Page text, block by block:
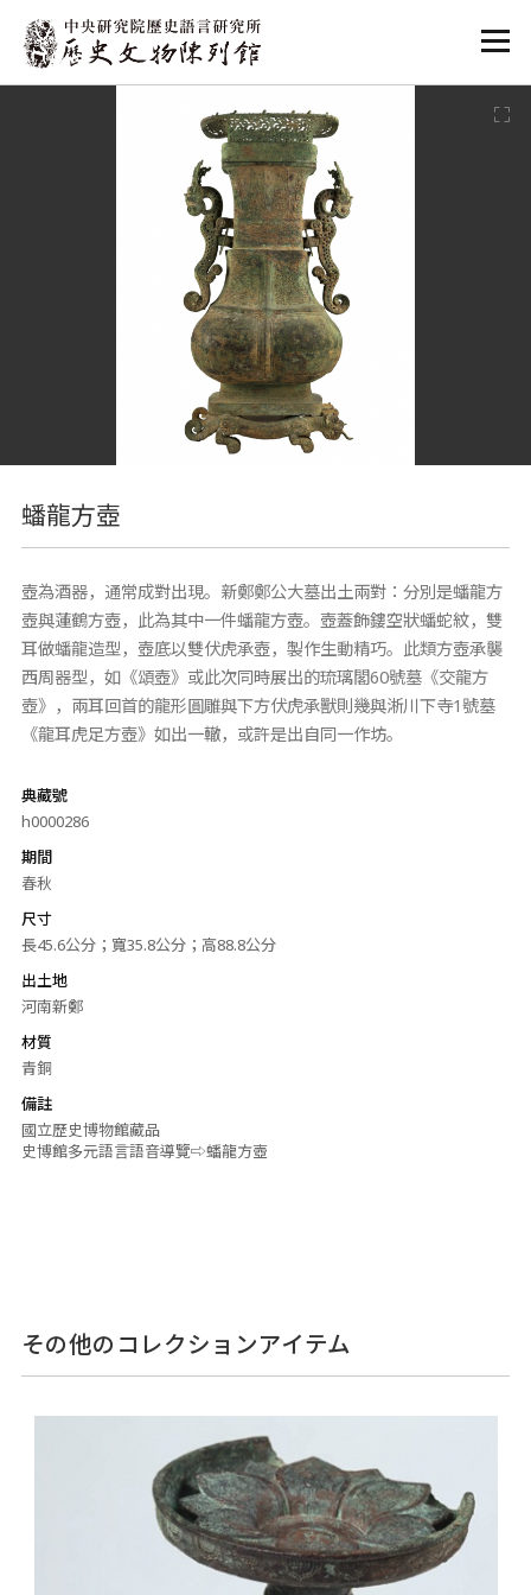
:::
蟠龍方壺
壺為酒器，通常成對出現。新鄭鄭公大墓出土兩對：分別是蟠龍方
壺與蓮鶴方壺，此為其中一件蟠龍方壺。壺蓋飾鏤空狀蟠蛇紋，雙
耳做蟠龍造型，壺底以雙伏虎承壺，製作生動精巧。此類方壺承襲
西周器型，如《頌壺》或此次同時展出的琉璃閣60號墓《交龍方
壺》，兩耳回首的龍形圓雕與下方伏虎承獸則幾與淅川下寺1號墓
《龍耳虎足方壺》如出一轍，或許是出自同一作坊。
典藏號
h0000286
期間
春秋
尺寸
長45.6公分；寬35.8公分；高88.8公分
出土地
河南新鄭
材質
青銅
備註
國立歷史博物館藏品
史博館多元語言語音導覽⇨蟠龍方壺
その他のコレクションアイテム